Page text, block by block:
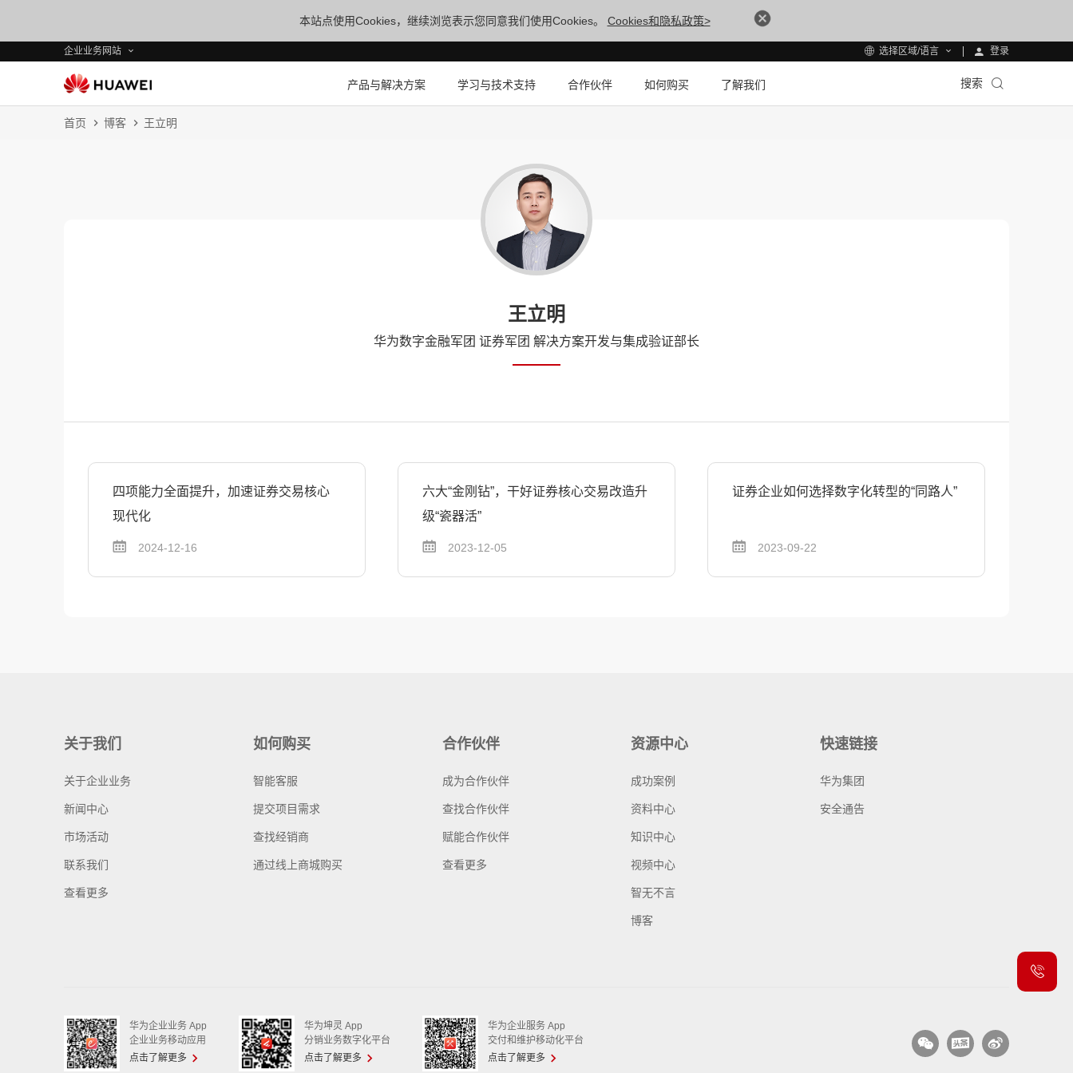
本站点使用Cookies，继续浏览表示您同意我们使用Cookies。 Cookies和隐私政策>
企业业务网站 选择区域/语言 登录
产品与解决方案 学习与技术支持 合作伙伴 如何购买 了解我们 搜索
首页 博客 王立明
王立明
华为数字金融军团 证券军团 解决方案开发与集成验证部长
四项能力全面提升，加速证券交易核心
现代化
2024-12-16
六大“金刚钻”，干好证券核心交易改造升
级“瓷器活”
2023-12-05
证券企业如何选择数字化转型的“同路人”
2023-09-22
关于我们
关于企业业务
新闻中心
市场活动
联系我们
查看更多
如何购买
智能客服
提交项目需求
查找经销商
通过线上商城购买
合作伙伴
成为合作伙伴
查找合作伙伴
赋能合作伙伴
查看更多
资源中心
成功案例
资料中心
知识中心
视频中心
智无不言
博客
快速链接
华为集团
安全通告
华为企业业务 App
企业业务移动应用
点击了解更多
华为坤灵 App
分销业务数字化平台
点击了解更多
华为企业服务 App
交付和维护移动化平台
点击了解更多